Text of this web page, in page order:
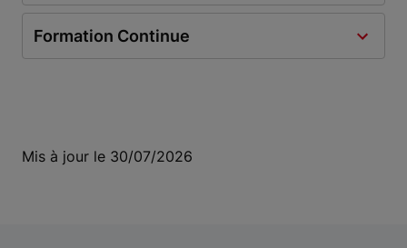
Formation Continue
Mis à jour le 30/07/2026